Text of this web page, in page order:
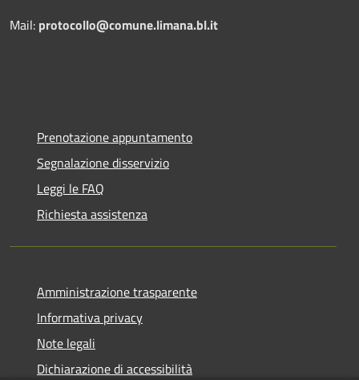
Mail: protocollo@comune.limana.bl.it
Prenotazione appuntamento
Segnalazione disservizio
Leggi le FAQ
Richiesta assistenza
Amministrazione trasparente
Informativa privacy
Note legali
Dichiarazione di accessibilità